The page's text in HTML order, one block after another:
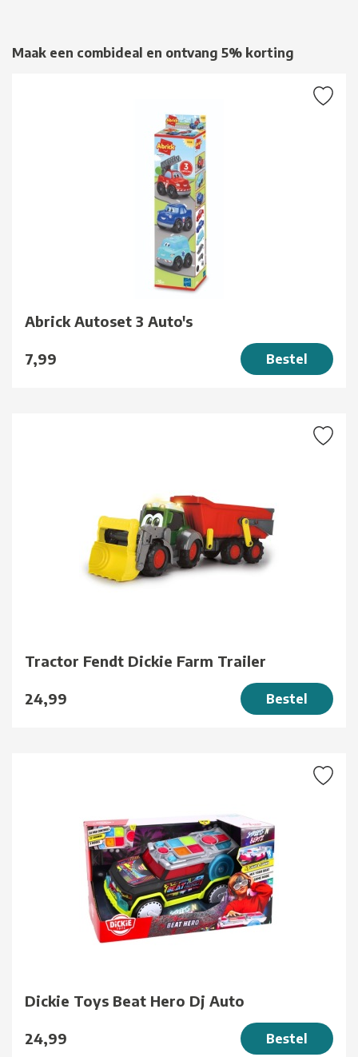
Maak een combideal en ontvang 5% korting
Abrick Autoset 3 Auto's
7,99 Bestel
Tractor Fendt Dickie Farm Trailer
24,99 Bestel
Dickie Toys Beat Hero Dj Auto
24,99 Bestel